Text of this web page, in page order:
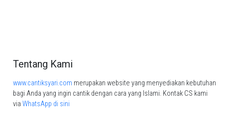
Tentang Kami
www.cantiksyari.com merupakan website yang menyediakan kebutuhan
bagi Anda yang ingin cantik dengan cara yang Islami. Kontak CS kami
via WhatsApp di sini